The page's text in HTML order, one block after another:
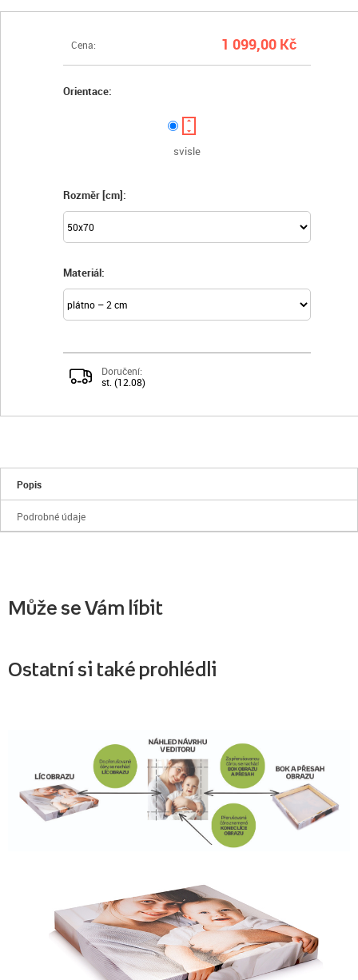
Cena: 1 099,00 Kč
Orientace:
svisle
Rozměr [cm]:
Materiál:
Doručení:
st. (12.08)
Popis
Podrobné údaje
Může se Vám líbit
Ostatní si také prohlédli